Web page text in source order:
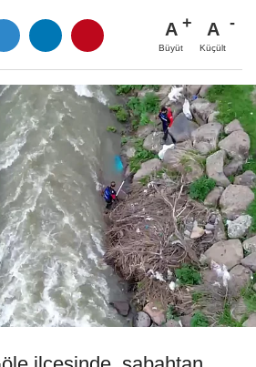
A
Büyüt
A
Küçült